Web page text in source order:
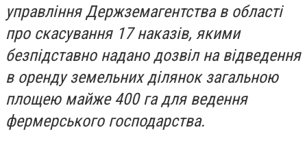
управління Держземагентства в області
про скасування 17 наказів, якими
безпідставно надано дозвіл на відведення
в оренду земельних ділянок загальною
площею майже 400 га для ведення
фермерського господарства.